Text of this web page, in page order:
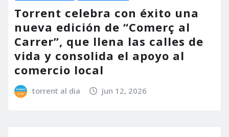
Torrent celebra con éxito una
nueva edición de “Comerç al
Carrer”, que llena las calles de
vida y consolida el apoyo al
comercio local
torrent al dia Jun 12, 2026